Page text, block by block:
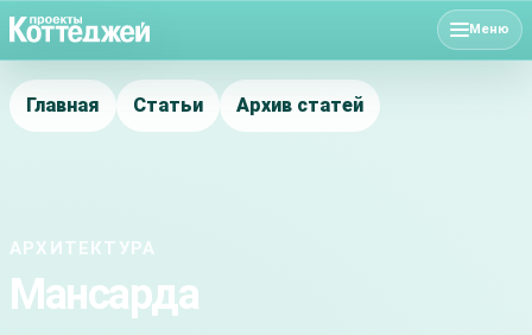
Меню
Главная Статьи Архив статей
АРХИТЕКТУРА
Мансарда